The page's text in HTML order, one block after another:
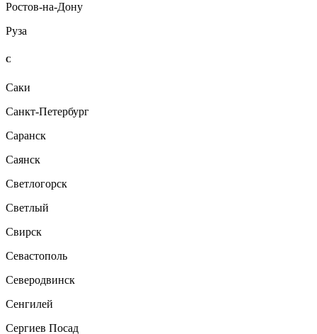
Ростов-на-Дону
Руза
С
Саки
Санкт-Петербург
Саранск
Саянск
Светлогорск
Светлый
Свирск
Севастополь
Северодвинск
Сенгилей
Сергиев Посад